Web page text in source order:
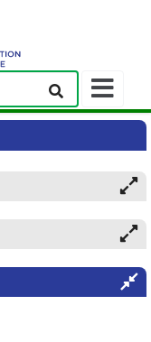
Afficher/
la
barre
navigation